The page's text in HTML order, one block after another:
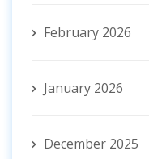
February 2026
January 2026
December 2025